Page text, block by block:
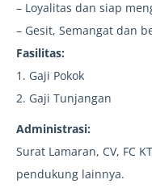
– Loyalitas dan siap
– Gesit, Semangat dan
Fasilitas:
1. Gaji Pokok
2. Gaji Tunjangan
Administrasi:
Surat Lamaran, CV, FC
pendukung lainnya.